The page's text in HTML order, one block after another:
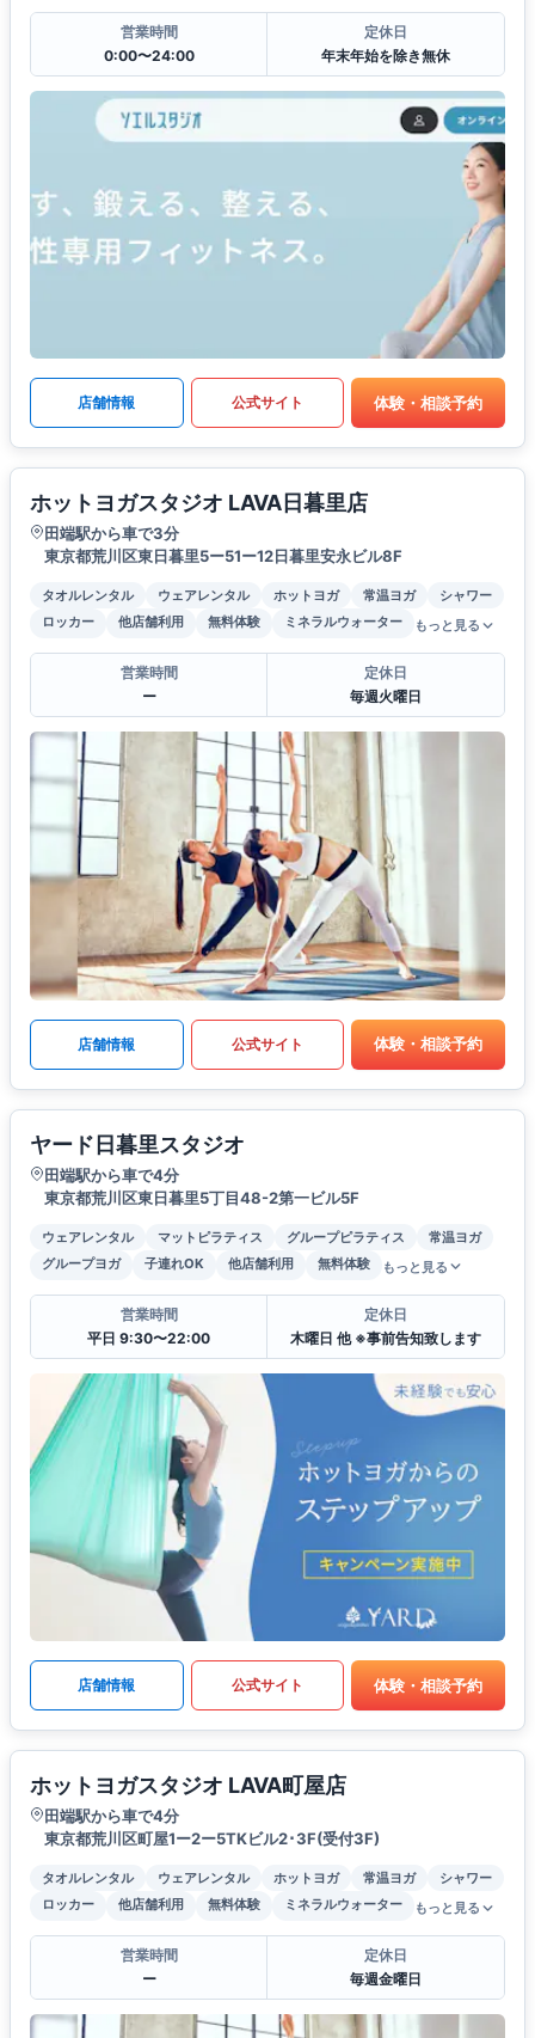
営業時間
0:00〜24:00
定休日
年末年始を除き無休
店舗情報 公式サイト 体験・相談予約
ホットヨガスタジオ LAVA日暮里店
田端駅から車で3分
東京都荒川区東日暮里5ー51ー12日暮里安永ビル8F
タオルレンタル ウェアレンタル ホットヨガ 常温ヨガ
シャワー
ロッカー
他店舗利用 無料体験 ミネラルウォーター もっと見る
営業時間
ー
定休日
毎週火曜日
店舗情報 公式サイト 体験・相談予約
ヤード日暮里スタジオ
田端駅から車で4分
東京都荒川区東日暮里5丁目48-2第一ビル5F
ウェアレンタル マットピラティス グループピラティス
常温ヨガ
グループヨガ
子連れOK 他店舗利用 無料体験 もっと見る
営業時間
平日 9:30〜22:00
定休日
木曜日 他 ※事前告知致します
店舗情報 公式サイト 体験・相談予約
ホットヨガスタジオ LAVA町屋店
田端駅から車で4分
東京都荒川区町屋1ー2ー5TKビル2･3F(受付3F)
タオルレンタル ウェアレンタル ホットヨガ 常温ヨガ
シャワー
ロッカー
他店舗利用 無料体験 ミネラルウォーター もっと見る
営業時間
ー
定休日
毎週金曜日